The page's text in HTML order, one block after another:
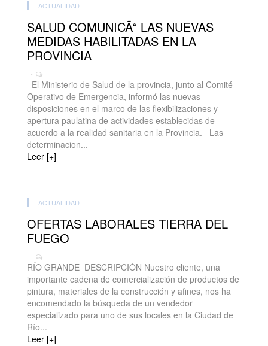
ACTUALIDAD
SALUD COMUNICÃ“ LAS NUEVAS
MEDIDAS HABILITADAS EN LA
PROVINCIA
| -
El Ministerio de Salud de la provincia, junto al Comité
Operativo de Emergencia, informó las nuevas
disposiciones en el marco de las flexibilizaciones y
apertura paulatina de actividades establecidas de
acuerdo a la realidad sanitaria en la Provincia. Las
determinacion...
Leer [+]
ACTUALIDAD
OFERTAS LABORALES TIERRA DEL
FUEGO
| -
RÍO GRANDE DESCRIPCIÓN Nuestro cliente, una
importante cadena de comercialización de productos de
pintura, materiales de la construcción y afines, nos ha
encomendado la búsqueda de un vendedor
especializado para uno de sus locales en la Ciudad de
Río...
Leer [+]